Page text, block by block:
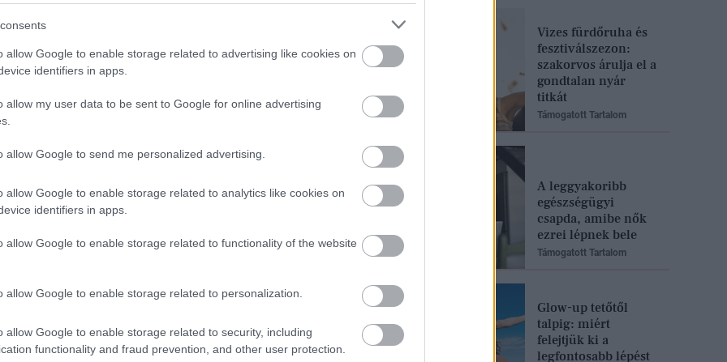
allow Google to enable storage related to advertising like cookies on
identifiers in apps.
allow my user data to be sent to Google for online advertising
allow Google to send me personalized advertising.
allow Google to enable storage related to analytics like cookies on
identifiers in apps.
allow Google to enable storage related to functionality of the website
allow Google to enable storage related to personalization.
allow Google to enable storage related to security, including
functionality and fraud prevention, and other user protection.
Vizes fürdőruha és
fesztiválszezon:
szakorvos árulja el a
gondtalan nyár
titkát
Támogatott Tartalom
A leggyakoribb
egészségügyi
csapda, amibe nők
ezrei lépnek bele
Támogatott Tartalom
Glow-up tetőtől
talpig: miért
felejtjük ki a
legfontosabb lépést